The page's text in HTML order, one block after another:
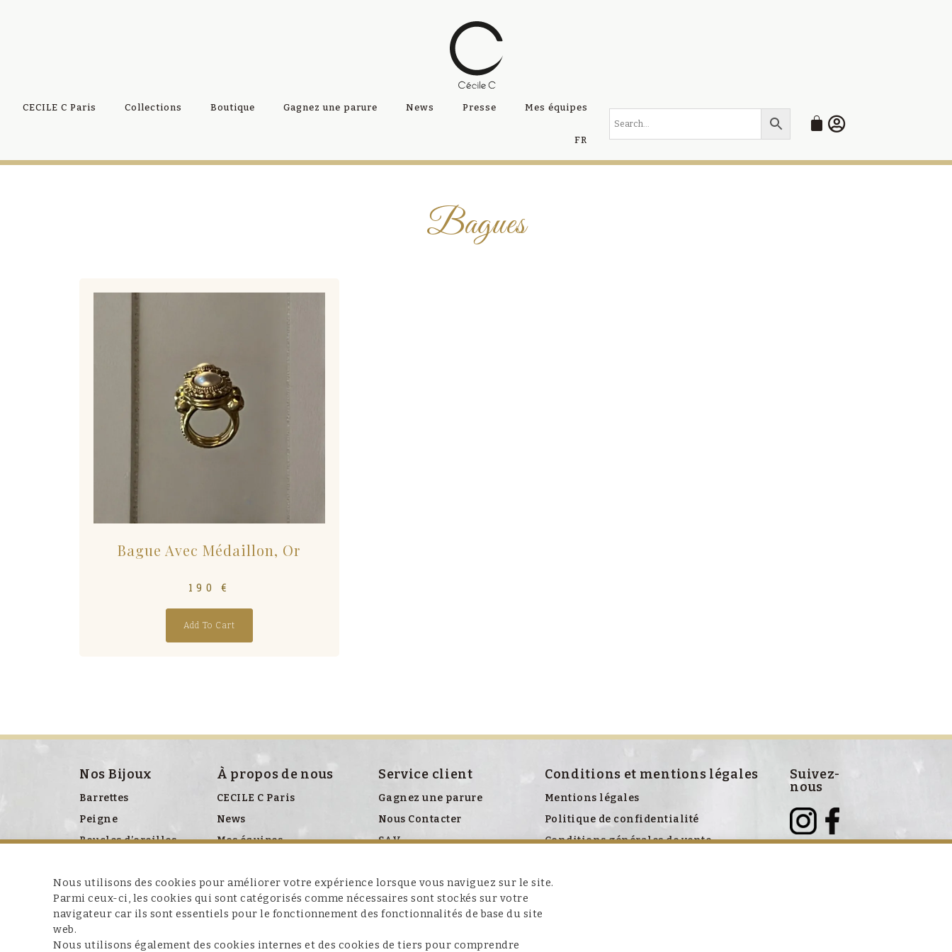
CECILE C Paris Collections Boutique Gagnez une parure News Presse Mes équipes
FR
Bagues
Bague Avec Médaillon, Or
190€
Add To Cart
Nos Bijoux
Barrettes
Peigne
Boucles d’oreilles
Broches
Colliers
Ceinture
À propos de nous
CECILE C Paris
News
Mes équipes
Service client
Gagnez une parure
Nous Contacter
SAV
Conditions et mentions légales
Mentions légales
Politique de confidentialité
Conditions générales de vente
Suivez-
nous
Nous utilisons des cookies pour améliorer votre expérience lorsque vous naviguez sur le site.
Parmi ceux-ci, les cookies qui sont catégorisés comme nécessaires sont stockés sur votre
navigateur car ils sont essentiels pour le fonctionnement des fonctionnalités de base du site
web.
Nous utilisons également des cookies internes et des cookies de tiers pour comprendre